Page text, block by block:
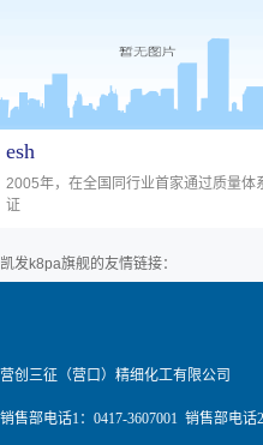
esh
2005年，在全国同行业首家通过质量体
证
凯发k8pa旗舰的友情链接：
营创三征（营口）精细化工有限公司
销售部电话1：0417-3607001 销售部电话